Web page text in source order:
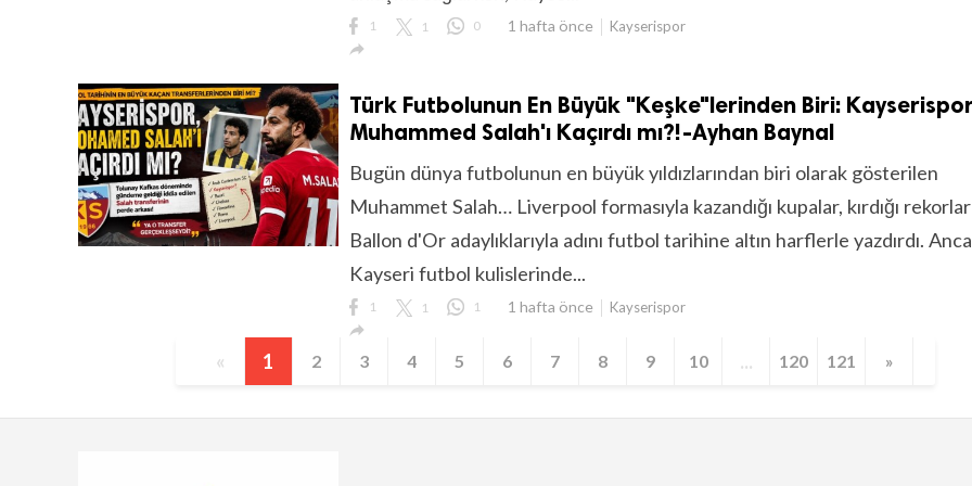
1 1 0 1 hafta önce Kayserispor

Türk Futbolunun En Büyük "Keşke"lerinden Biri:
Muhammed Salah'ı Kaçırdı mı?!-Ayhan Baynal
Bugün dünya futbolunun en büyük yıldızlarından biri olarak gösterilen
Muhammet Salah… Liverpool formasıyla kazandığı kupalar, kırdığı
Ballon d'Or adaylıklarıyla adını futbol tarihine altın harflerle yazdırdı.
Kayseri futbol kulislerinde...
1 1 1 1 hafta önce Kayserispor

« 1 2 3 4 5 6 7 8 9 10 ... 120 121 »